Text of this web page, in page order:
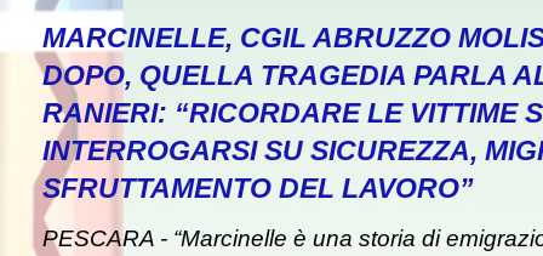
MARCINELLE, CGIL ABRUZZO
DOPO, QUELLA TRAGEDIA PARLA
RANIERI: “RICORDARE LE VITTIME
INTERROGARSI SU SICUREZZA,
SFRUTTAMENTO DEL LAVORO”
PESCARA - “Marcinelle è una storia di